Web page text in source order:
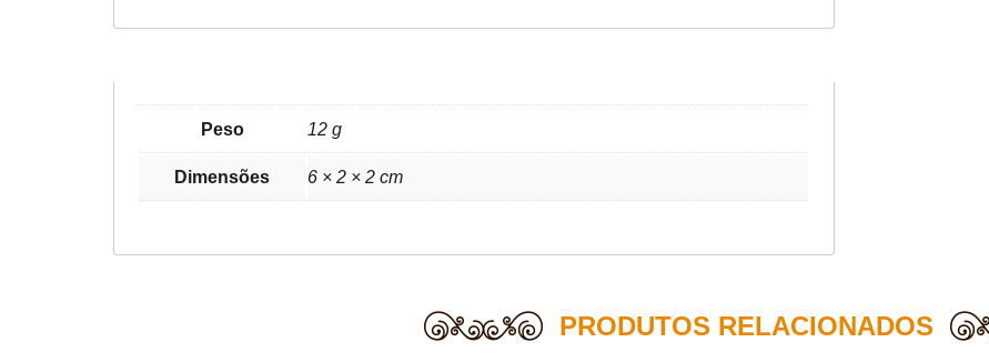
Peso 12 g
Dimensões 6 × 2 × 2 cm
PRODUTOS RELACIONADOS